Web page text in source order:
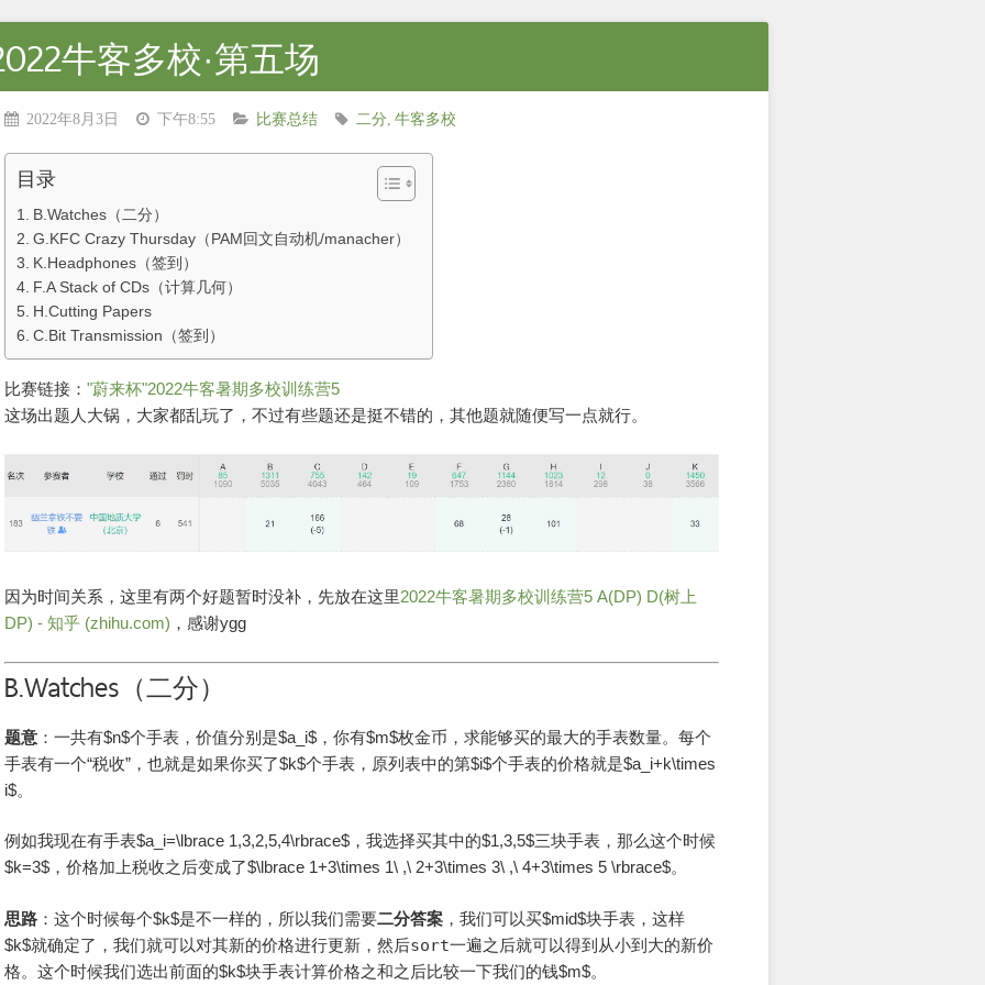
牛客多校·第五场
2022年8月3日 下午8:55 比赛总结 二分 牛客多校
目录
B.Watches（二分）
G.KFC Crazy Thursday（PAM回文自动机/manacher）
K.Headphones（签到）
F.A Stack of CDs（计算几何）
H.Cutting Papers
C.Bit Transmission（签到）
比赛链接： "蔚来杯"2022牛客暑期多校训练营5
这场出题人大锅，大家都乱玩了，不过有些题还是挺不错的，其他题就随便写一点就行。
因为时间关系，这里有两个好题暂时没补，先放在这里2022牛客暑期多校训练营5 A(DP) D(树上
DP) - 知乎 (zhihu.com) ，感谢ygg
B.Watches（二分）
题意 ：一共有$n$个手表，价值分别是$a_i$，你有$m$枚金币，求能够买的最大的手表数量。每个
手表有一个“税收”，也就是如果你买了$k$个手表，原列表中的第$i$个手表的价格就是$a_i+k\times
i$。
例如我现在有手表$a_i=\lbrace 1,3,2,5,4\rbrace$，我选择买其中的$1,3,5$三块手表，那么这个时候
$k=3$，价格加上税收之后变成了$\lbrace 1+3\times 1\ ,\ 2+3\times 3\ ,\ 4+3\times 5 \rbrace$。
思路 ：这个时候每个$k$是不一样的，所以我们需要二分答案 ，我们可以买$mid$块手表，这样
$k$就确定了，我们就可以对其新的价格进行更新，然后sort一遍之后就可以得到从小到大的新价
格。这个时候我们选出前面的$k$块手表计算价格之和之后比较一下我们的钱$m$。